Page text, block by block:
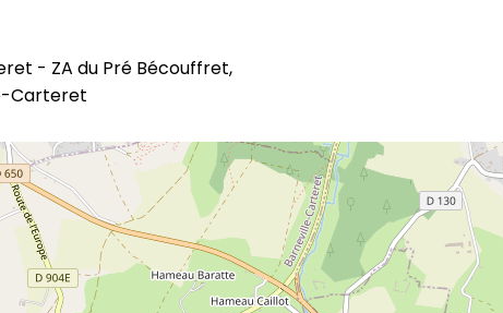
- ZA du Pré Bécouffret,
Carteret